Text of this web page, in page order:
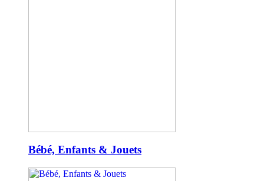
Bébé, Enfants & Jouets